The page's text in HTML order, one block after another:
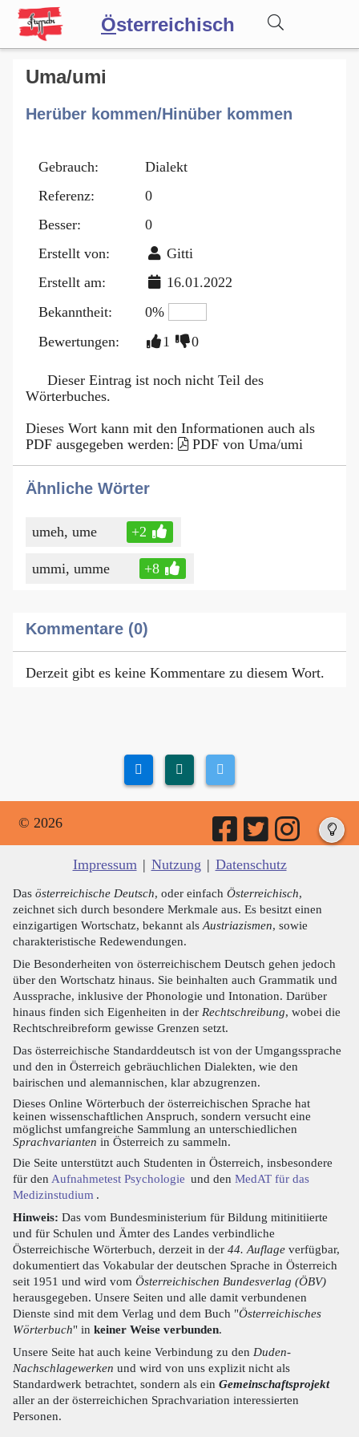
Österreichisch
Wörterbuch
Forum
Blog
Uma/umi
Herüber kommen/Hinüber kommen
Gebrauch:
Dialekt
Referenz:
0
Besser:
0
Erstellt von:
Gitti
Erstellt am:
16.01.2022
Bekanntheit:
0%
Bewertungen:
1 0
Dieser Eintrag ist noch nicht Teil des
Wörterbuches.
Dieses Wort kann mit den Informationen auch als
PDF ausgegeben werden:
PDF von Uma/umi
Ähnliche Wörter
umeh, ume +2
ummi, umme +8
Kommentare (0)
Derzeit gibt es keine Kommentare zu diesem Wort.
© 2026
Impressum | Nutzung | Datenschutz
Das österreichische Deutsch, oder einfach Österreichisch,
zeichnet sich durch besondere Merkmale aus. Es besitzt einen
einzigartigen Wortschatz, bekannt als Austriazismen, sowie
charakteristische Redewendungen.
Die Besonderheiten von österreichischem Deutsch gehen jedoch
über den Wortschatz hinaus. Sie beinhalten auch Grammatik und
Aussprache, inklusive der Phonologie und Intonation. Darüber
hinaus finden sich Eigenheiten in der Rechtschreibung, wobei die
Rechtschreibreform gewisse Grenzen setzt.
Das österreichische Standarddeutsch ist von der Umgangssprache
und den in Österreich gebräuchlichen Dialekten, wie den
bairischen und alemannischen, klar abzugrenzen.
Dieses Online Wörterbuch der österreichischen Sprache hat
keinen wissenschaftlichen Anspruch, sondern versucht eine
möglichst umfangreiche Sammlung an unterschiedlichen
Sprachvarianten in Österreich zu sammeln.
Die Seite unterstützt auch Studenten in Österreich, insbesondere
für den Aufnahmetest Psychologie und den MedAT für das
Medizinstudium .
Hinweis: Das vom Bundesministerium für Bildung mitinitiierte
und für Schulen und Ämter des Landes verbindliche
Österreichische Wörterbuch, derzeit in der 44. Auflage verfügbar,
dokumentiert das Vokabular der deutschen Sprache in Österreich
seit 1951 und wird vom Österreichischen Bundesverlag (ÖBV)
herausgegeben. Unsere Seiten und alle damit verbundenen
Dienste sind mit dem Verlag und dem Buch "Österreichisches
Wörterbuch" in keiner Weise verbunden.
Unsere Seite hat auch keine Verbindung zu den Duden-
Nachschlagewerken und wird von uns explizit nicht als
Standardwerk betrachtet, sondern als ein Gemeinschaftsprojekt
aller an der österreichichen Sprachvariation interessierten
Personen.